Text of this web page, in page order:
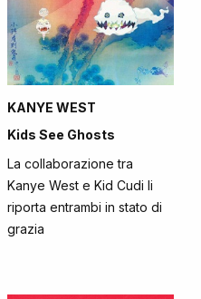
KANYE WEST
Kids See Ghosts
La collaborazione tra
Kanye West e Kid Cudi li
riporta entrambi in stato di
grazia